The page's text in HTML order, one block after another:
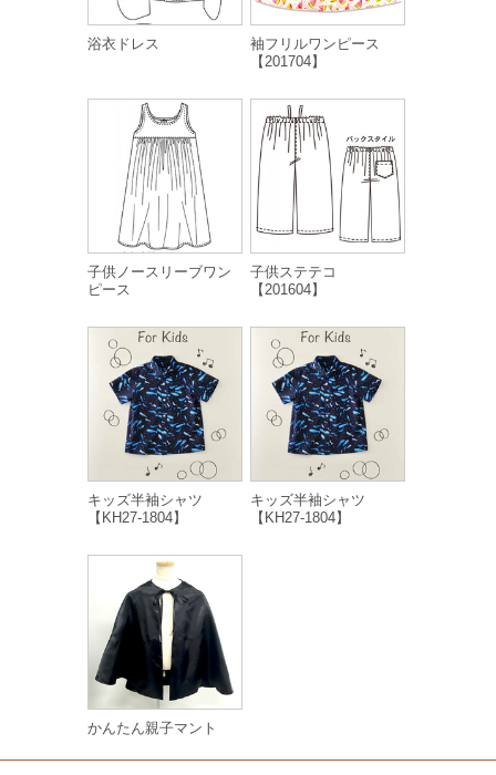
浴衣ドレス
袖フリルワンピース
【201704】
子供ノースリーブワン
ピース
子供ステテコ
【201604】
キッズ半袖シャツ
【KH27-1804】
キッズ半袖シャツ
【KH27-1804】
かんたん親子マント